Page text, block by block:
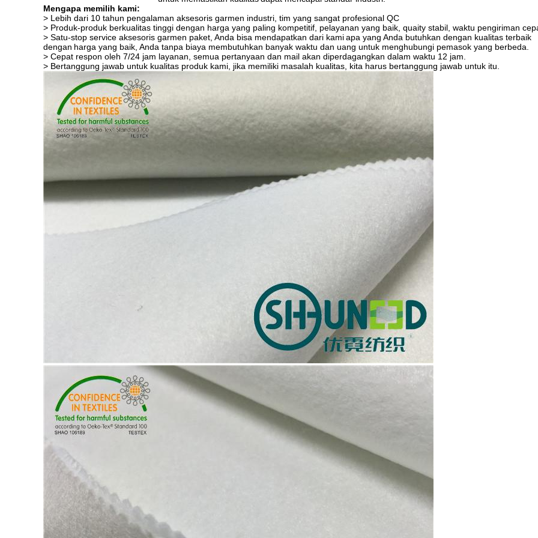
Mengapa memilih kami:
> Lebih dari 10 tahun pengalaman aksesoris garmen industri, tim yang sangat profesional QC
> Produk-produk berkualitas tinggi dengan harga yang paling kompetitif, pelayanan yang baik, quaity stabil, waktu pengiriman
> Satu-stop service aksesoris garmen paket, Anda bisa mendapatkan dari kamiapa yang Anda butuhkan dengan kualitas terbaik
dengan harga yang baik, Anda tanpa biaya membutuhkan banyak waktu dan uang untuk menghubungi pemasok yang berbeda.
> Cepat respon oleh 7/24 jam layanan, semua pertanyaan dan mail akan diperdagangkan dalam waktu 12 jam.
> Bertanggung jawab untuk kualitas produk kami, jika memiliki masalah kualitas, kita harus bertanggung jawab untuk itu.